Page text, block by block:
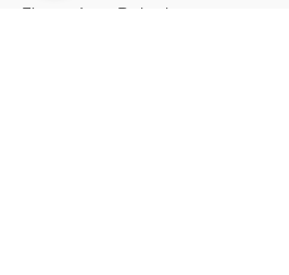
Floristería en Riohacha